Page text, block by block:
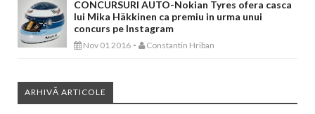
CONCURSURI AUTO-Nokian Tyres ofera casca
lui Mika Häkkinen ca premiu in urma unui
concurs pe Instagram
Nov 01 2016 - Constantin Hriban
ARHIVĂ ARTICOLE